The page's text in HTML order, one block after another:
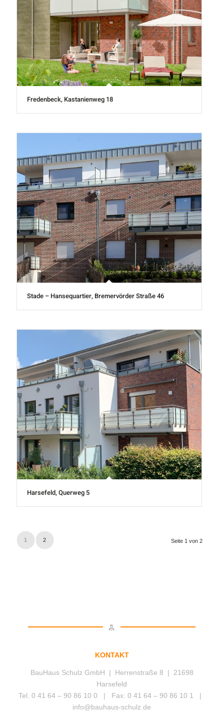
Fredenbeck, Kastanienweg 18
Stade – Hansequartier, Bremervörder Straße 46
Harsefeld, Querweg 5
Seite 1 von 2
1 2
KONTAKT
BauHaus Schulz GmbH | Herrenstraße 8 | 21698
Harsefeld
Tel. 0 41 64 – 90 86 10 0 | Fax: 0 41 64 – 90 86 10 1 |
info@bauhaus-schulz.de